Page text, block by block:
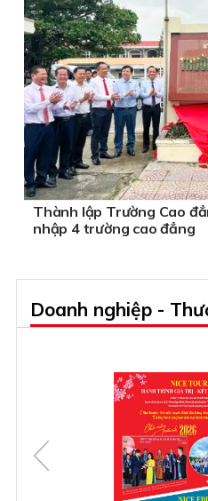
Thành lập Trường Cao
nhập 4 trường cao đẳng
Doanh nghiệp -